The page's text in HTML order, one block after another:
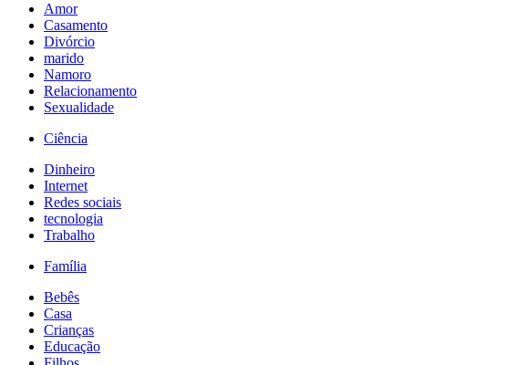
Amor
Casamento
Divórcio
marido
Namoro
Relacionamento
Sexualidade
Ciência
Dinheiro
Internet
Redes sociais
tecnologia
Trabalho
Família
Bebês
Casa
Crianças
Educação